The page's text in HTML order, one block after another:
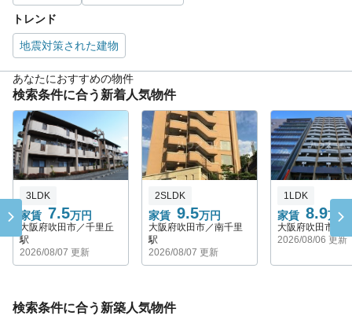
トレンド
地震対策された建物
あなたにおすすめの物件
検索条件に合う新着人気物件
3LDK
家賃 7.5万円
大阪府吹田市／千里丘
駅
2026/08/07 更新
2SLDK
家賃 9.5万円
大阪府吹田市／南千里
駅
2026/08/07 更新
1LDK
家賃 8.9万円
大阪府吹田市／
2026/08/06 更新
検索条件に合う新築人気物件